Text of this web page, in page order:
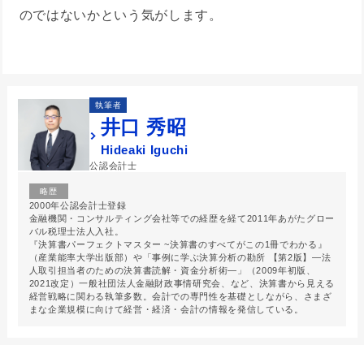
のではないかという気がします。
執筆者
井口 秀昭
Hideaki Iguchi
公認会計士
略歴
2000年公認会計士登録
金融機関・コンサルティング会社等での経歴を経て2011年あがたグロー
バル税理士法人入社。
『決算書パーフェクトマスター ~決算書のすべてがこの1冊でわかる』
（産業能率大学出版部）や「事例に学ぶ決算分析の勘所 【第2版】―法
人取引担当者のための決算書読解・資金分析術―」（2009年初版、
2021改定）一般社団法人金融財政事情研究会、など、決算書から見える
経営戦略に関わる執筆多数。会計での専門性を基礎としながら、さまざ
まな企業規模に向けて経営・経済・会計の情報を発信している。